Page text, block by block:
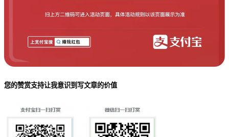
您的赞赏支持让我意识到写文章的价值